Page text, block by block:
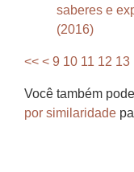
saberes e
(2016)
<< < 9 10 11 12 13
Você também pode
por similaridade